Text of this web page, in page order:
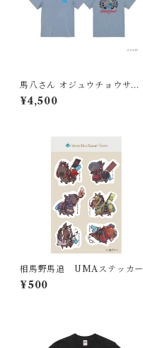
馬八さん オジュウチョウサン
顕彰馬記念 Tシャツ
¥4,500
相馬野馬追 UMAステッカー
¥500